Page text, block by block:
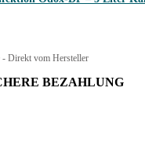
- Direkt vom Hersteller
BEZAHLUNG